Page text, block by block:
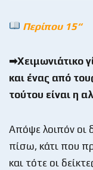
Περίπου 15“
➡Χειμωνιάτικο
και ένας από
τούτου είναι η
Απόψε λοιπόν οι
πίσω, κάτι που
και τότε οι